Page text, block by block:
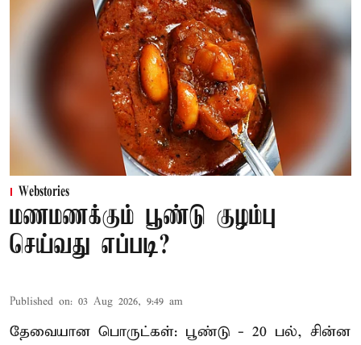
Webstories
மணமணக்கும் பூண்டு குழம்பு
செய்வது எப்படி?
Published on: 03 Aug 2026, 9:49 am
தேவையான பொருட்கள்: பூண்டு - 20 பல், சின்ன